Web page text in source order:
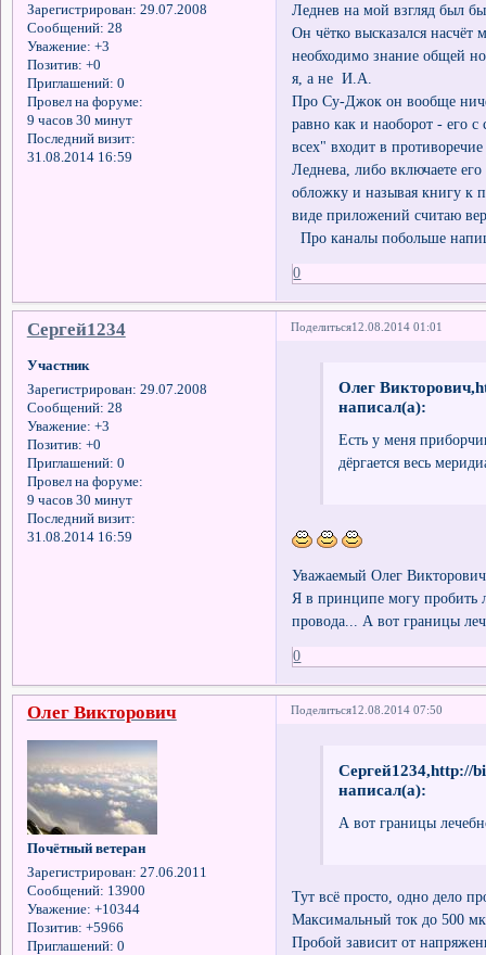
Зарегистрирован: 29.07.2008
Сообщений: 28
Уважение: +3
Позитив: +0
Приглашений: 0
Провел на форуме:
9 часов 30 минут
Последний визит:
31.08.2014 16:59
Леднев на мой взгляд был
Он чётко высказался
необходимо знание общей
я, а не И.А.
Про Су-Джок он вообще
равно как и наоборот - его
всех" входит в
Леднева, либо включаете
обложку и называя книгу к
виде приложений считаю
Про каналы побольше
0
Поделиться12.08.2014 01:01
Сергей1234
Участник
Зарегистрирован: 29.07.2008
Сообщений: 28
Уважение: +3
Позитив: +0
Приглашений: 0
Провел на форуме:
9 часов 30 минут
Последний визит:
31.08.2014 16:59
Олег
написал(а):
Есть у меня
дёргается весь
Уважаемый Олег
Я в принципе могу пробить
провода... А вот границы
0
Поделиться12.08.2014 07:50
Олег Викторович
Почётный ветеран
Зарегистрирован: 27.06.2011
Сообщений: 13900
Уважение: +10344
Позитив: +5966
Приглашений: 0
Сергей1234,http://
написал(а):
А вот границы
Тут всё просто, одно дело
Максимальный ток до 500
Пробой зависит от